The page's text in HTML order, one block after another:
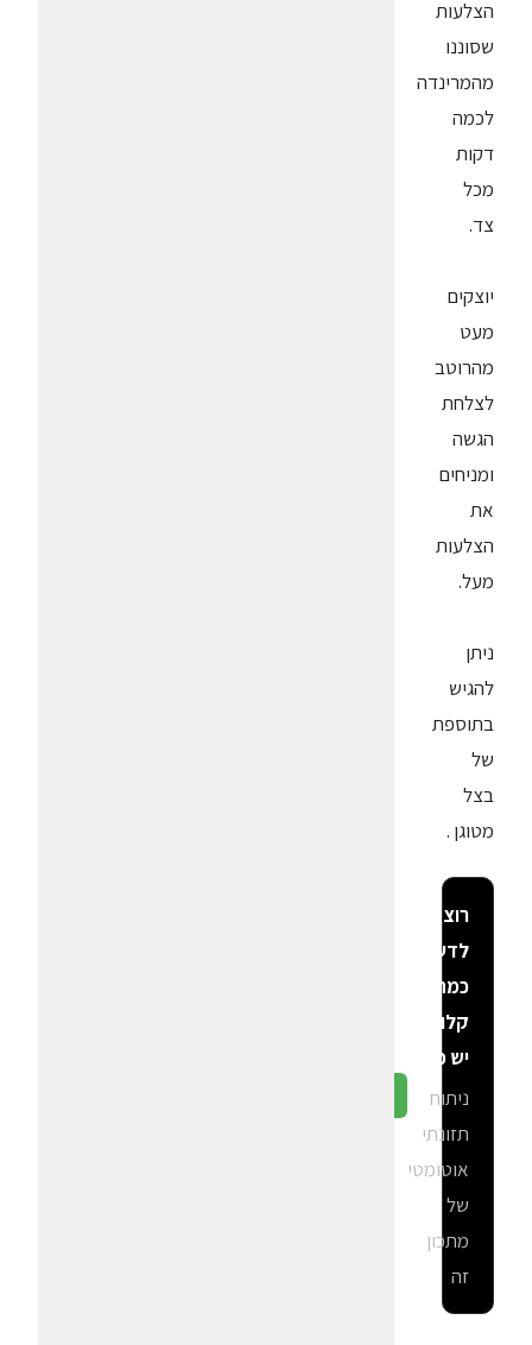
הצלעות
שסוננו
מהמרינדה
לכמה
דקות
מכל
צד.
יוצקים
מעט
מהרוטב
לצלחת
הגשה
ומניחים
את
הצלעות
מעל.
ניתן
להגיש
בתוספת
של
בצל
מטוגן .
רוצה
לדעת
כמה
קלוריות
יש פה?
ניתוח
תזונתי
אוטומטי
של
מתכון
זה